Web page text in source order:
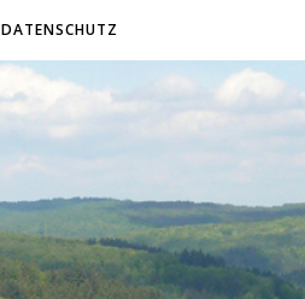
DATENSCHUTZ